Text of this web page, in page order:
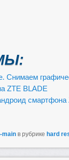
Снимаем
ZTE BLADE
смартфона
mainв рубрике hard